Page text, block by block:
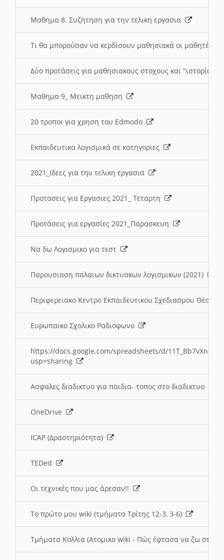
Μαθημα 8. Συζητηση για την τελικη εργασια
Τι θα μπορούσαν να κερδίσουν μαθησιακά οι μαθητές/
Δύο προτάσεις για μαθησιακους στοχους και "ιστορία"
Μαθημα 9_ Μεικτη μαθηση
20 τροποι για χρηση του Edmodo
Εκπαιδευτικα λογισμικά σε κατηγοριες
2021_Ιδεες για την τελικη εργασια
Προτασεις για Εργασιες 2021_ Τεταρτη
Προτάσεις για εργασίες 2021_Παρασκευη
Να δω Λογισμικο για τεστ
Παρουσιαση παλαιων δικτυακων λογισμικων (2021)
Περιφερειακο Κεντρο Εκπαιδευτικου Σχεδιασμου
Ευρωπαικο Σχολικο Ραδιοφωνο
https://docs.google.com/spreadsheets/d/
usp=sharing
Ασφαλες διαδικτυο για παιδια- τοπος στο διαδικτυο
OneDrive
ICAP (Δραστηριότητα)
TEDed
Οι τεχνικές που μας άρεσαν!!
Το πρώτο μου wiki (τμήματα Τρίτης 12-3, 3-6)
Τμήματα Κολλια (Ατομικο wiki - Πώς έφτασα να ζω στην